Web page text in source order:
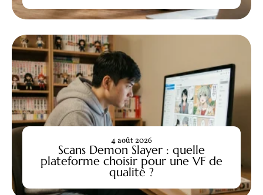
Scans Demon Slayer : quelle
plateforme choisir pour une VF de
qualité ?
4 août 2026